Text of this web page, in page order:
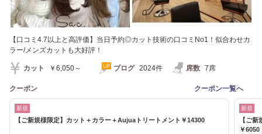
【口コミ4.7以上と高評価】当日予約◎カット技術の口コミNo1！似合わせカ
ラー/メンズカットも大好評！
カット ￥6,050～ ブログ 2024件 席数 7席
クーポン クーポン一覧へ
新規
【ご新規様限定】カット＋カラー＋Aujuaトリートメント￥14300
新規
【ご
￥6050